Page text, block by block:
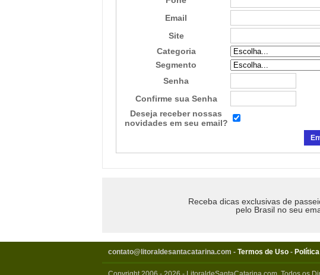
Email
Site
Categoria
Segmento
Senha
Confirme sua Senha
Deseja receber nossas
novidades em seu email?
Receba dicas exclusivas de
pelo Brasil no seu
contato@litoraldesantacatarina.com - Termos de Uso -